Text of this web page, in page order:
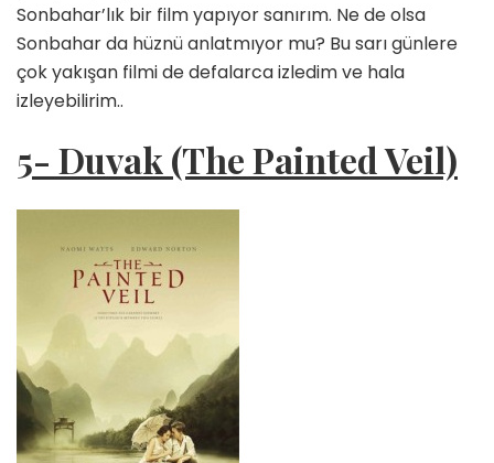
Sonbahar’lık bir film yapıyor sanırım. Ne de olsa
Sonbahar da hüznü anlatmıyor mu? Bu sarı günlere
çok yakışan filmi de defalarca izledim ve hala
izleyebilirim..
5- Duvak (The Painted Veil)